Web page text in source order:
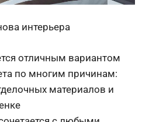
интерьера
отличным вариантом
по многим причинам:
материалов и